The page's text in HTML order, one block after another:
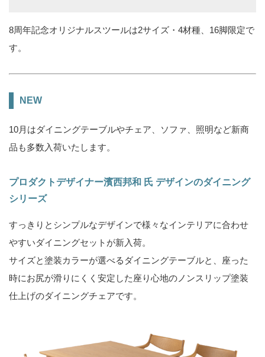
8周年記念オリジナルスツールは2サイズ・4材種、16脚限定で
す。
NEW
10月はダイニングテーブルやチェア、ソファ、照明など新商
品も多数入荷いたします。
プロダクトデザイナー濱西邦和 氏 デザインのダイニング
シリーズ
すっきりとシンプルなデザインで様々なインテリアに合わせ
やすいダイニングセットが新入荷。
サイズと塗装カラーが選べるダイニングテーブルと、座った
時にお尻が滑りにくく安定した座り心地のノンスリップ塗装
仕上げのダイニングチェアです。